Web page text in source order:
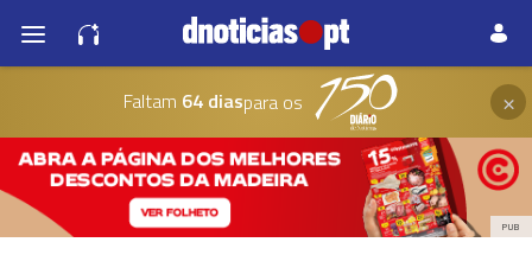
Faltam 64 diaspara os ×
PUB